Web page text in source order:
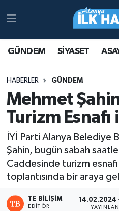
GÜNDEM SİYASET
HABERLER GÜNDEM
Mehmet
Turizm
İYİ Parti Alanya Belediye
Şahin, bugün sabah
Caddesinde turizm esnafı
toplantısında bir araya
TE BILIŞIM
EDITÖR
14.02.2024
Antalya Nöbetçi
Antalya Namaz
Antalya Trafik
Süper Lig Puan
Tüm Manşetler
Son Dakika Haberleri